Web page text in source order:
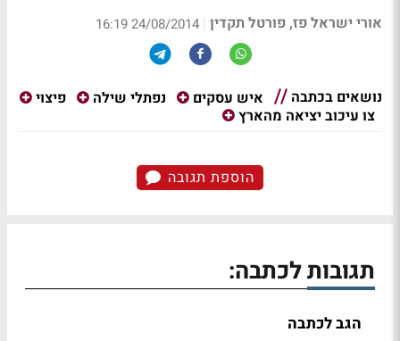
אורי ישראל פז, פורטל תקדין |
24/08/2014 16:19
נושאים בכתבה איש עסקים נפתלי שילה
פיצוי
צו עיכוב יציאה מהארץ
הוספת תגובה
תגובות לכתבה:
הגב לכתבה